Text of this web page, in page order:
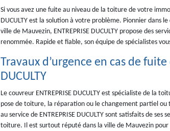
Si vous avez une fuite au niveau de la toiture de votre
DUCULTY est la solution à votre problème. Pionnier dans
ville de Mauvezin, ENTREPRISE DUCULTY propose des
renommée. Rapide et fiable, son équipe de spécialistes
Travaux d’urgence en cas de
DUCULTY
Le couvreur ENTREPRISE DUCULTY est spécialiste de la
pose de toiture, la réparation ou le changement partiel
au service de ENTREPRISE DUCULTY sont satisfaits de
toiture. Il est surtout réputé dans la ville de Mauvezin